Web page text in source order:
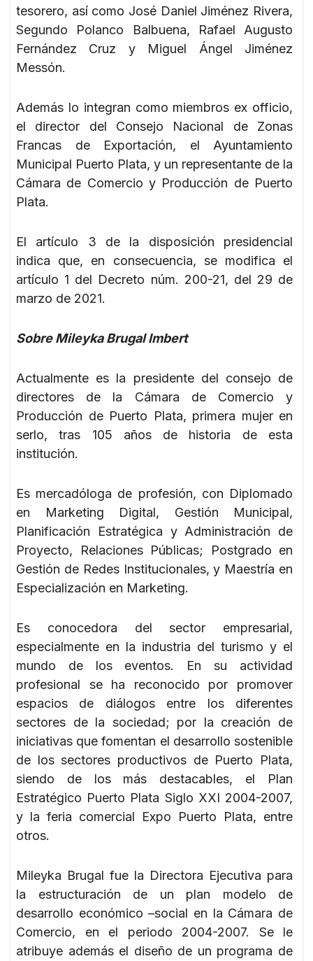
tesorero, así como José Daniel Jiménez Rivera,
Segundo Polanco Balbuena, Rafael Augusto
Fernández Cruz y Miguel Ángel Jiménez
Messón.
Además lo integran como miembros ex officio,
el director del Consejo Nacional de Zonas
Francas de Exportación, el Ayuntamiento
Municipal Puerto Plata, y un representante de la
Cámara de Comercio y Producción de Puerto
Plata.
El artículo 3 de la disposición presidencial
indica que, en consecuencia, se modifica el
artículo 1 del Decreto núm. 200-21, del 29 de
marzo de 2021.
Sobre Mileyka Brugal Imbert
Actualmente es la presidente del consejo de
directores de la Cámara de Comercio y
Producción de Puerto Plata, primera mujer en
serlo, tras 105 años de historia de esta
institución.
Es mercadóloga de profesión, con Diplomado
en Marketing Digital, Gestión Municipal,
Planificación Estratégica y Administración de
Proyecto, Relaciones Públicas; Postgrado en
Gestión de Redes Institucionales, y Maestría en
Especialización en Marketing.
Es conocedora del sector empresarial,
especialmente en la industria del turismo y el
mundo de los eventos. En su actividad
profesional se ha reconocido por promover
espacios de diálogos entre los diferentes
sectores de la sociedad; por la creación de
iniciativas que fomentan el desarrollo sostenible
de los sectores productivos de Puerto Plata,
siendo de los más destacables, el Plan
Estratégico Puerto Plata Siglo XXI 2004-2007,
y la feria comercial Expo Puerto Plata, entre
otros.
Mileyka Brugal fue la Directora Ejecutiva para
la estructuración de un plan modelo de
desarrollo económico –social en la Cámara de
Comercio, en el periodo 2004-2007. Se le
atribuye además el diseño de un programa de